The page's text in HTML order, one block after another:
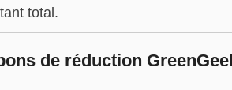
total.
de réduction